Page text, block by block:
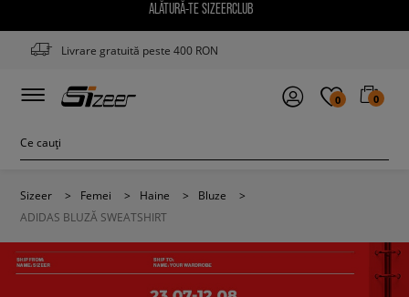
ALĂTURĂ-TE SIZEERCLUB
Livrare gratuită peste 400 RON
0 0
Sizeer > Femei > Haine > Bluze
>
ADIDAS BLUZĂ SWEATSHIRT